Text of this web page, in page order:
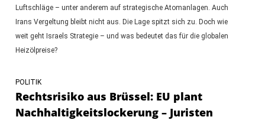
Luftschläge – unter anderem auf strategische Atomanlagen. Auch
Irans Vergeltung bleibt nicht aus. Die Lage spitzt sich zu. Doch wie
weit geht Israels Strategie – und was bedeutet das für die globalen
Heizölpreise?
POLITIK
Rechtsrisiko aus Brüssel: EU plant
Nachhaltigkeitslockerung – Juristen